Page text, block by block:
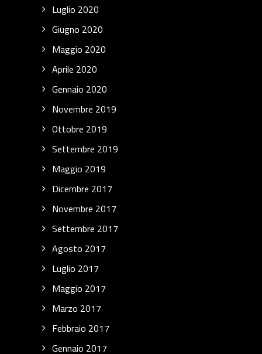
Luglio 2020
Giugno 2020
Maggio 2020
Aprile 2020
Gennaio 2020
Novembre 2019
Ottobre 2019
Settembre 2019
Maggio 2019
Dicembre 2017
Novembre 2017
Settembre 2017
Agosto 2017
Luglio 2017
Maggio 2017
Marzo 2017
Febbraio 2017
Gennaio 2017